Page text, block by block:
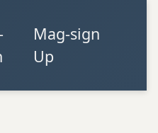
Mag-sign
Up